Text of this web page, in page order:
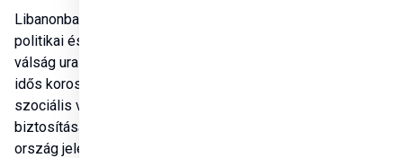
Libanonban évek óta
politikai és gazdasági
válság uralkodik. Az
idős korosztály
szociális védelmének
biztosításában az
ország jelentős